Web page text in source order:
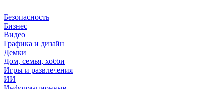
Безопасность
Бизнес
Видео
Графика и дизайн
Демки
Дом, семья, хобби
Игры и развлечения
ИИ